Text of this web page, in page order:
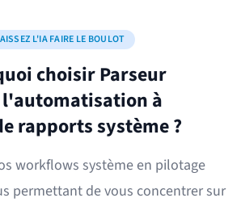
L'IA FAIRE LE BOULOT
choisir Parseur
à
rapports système ?
workflows système en pilotage
permettant de vous concentrer sur